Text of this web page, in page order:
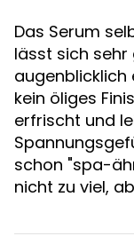
Das Serum
lässt sich sehr
augenblicklich
kein öliges
erfrischt und
schon "spa-
nicht zu viel,